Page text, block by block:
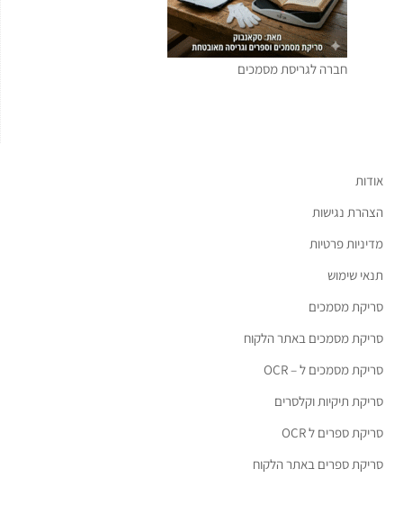
חברה לגריסת מסמכים
אודות
הצהרת נגישות
מדיניות פרטיות
תנאי שימוש
סריקת מסמכים
סריקת מסמכים באתר הלקוח
סריקת מסמכים ל – OCR
סריקת תיקיות וקלסרים
סריקת ספרים ל OCR
סריקת ספרים באתר הלקוח